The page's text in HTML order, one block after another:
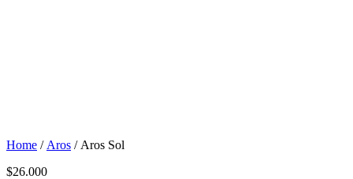
Home / Aros / Aros Sol
$26.000